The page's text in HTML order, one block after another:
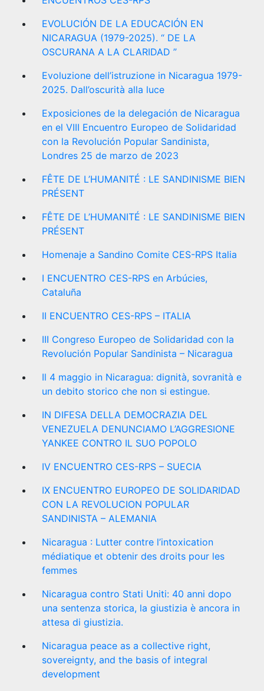
EVOLUCIÓN DE LA EDUCACIÓN EN
NICARAGUA (1979-2025). “ DE LA
OSCURANA A LA CLARIDAD ”
Evoluzione dell’istruzione in Nicaragua 1979-
2025. Dall’oscurità alla luce
Exposiciones de la delegación de Nicaragua
en el VIII Encuentro Europeo de Solidaridad
con la Revolución Popular Sandinista,
Londres 25 de marzo de 2023
FÊTE DE L’HUMANITÉ : LE SANDINISME BIEN
PRÉSENT
FÊTE DE L’HUMANITÉ : LE SANDINISME BIEN
PRÉSENT
Homenaje a Sandino Comite CES-RPS Italia
I ENCUENTRO CES-RPS en Arbúcies,
Cataluña
II ENCUENTRO CES-RPS – ITALIA
III Congreso Europeo de Solidaridad con la
Revolución Popular Sandinista – Nicaragua
Il 4 maggio in Nicaragua: dignità, sovranità e
un debito storico che non si estingue.
IN DIFESA DELLA DEMOCRAZIA DEL
VENEZUELA DENUNCIAMO L’AGGRESIONE
YANKEE CONTRO IL SUO POPOLO
IV ENCUENTRO CES-RPS – SUECIA
IX ENCUENTRO EUROPEO DE SOLIDARIDAD
CON LA REVOLUCION POPULAR
SANDINISTA – ALEMANIA
Nicaragua : Lutter contre l’intoxication
médiatique et obtenir des droits pour les
femmes
Nicaragua contro Stati Uniti: 40 anni dopo
una sentenza storica, la giustizia è ancora in
attesa di giustizia.
Nicaragua peace as a collective right,
sovereignty, and the basis of integral
development